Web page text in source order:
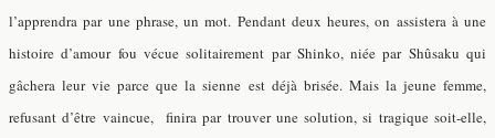
l’apprendra par une phrase, un mot. Pendant deux heures, on assistera à une
histoire d’amour fou vécue solitairement par Shinko, niée par Shûsaku qui
gâchera leur vie parce que la sienne est déjà brisée. Mais la jeune femme,
refusant d’être vaincue, finira par trouver une solution, si tragique soit-elle,